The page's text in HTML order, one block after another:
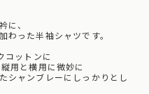
に、
わった半袖シャツです。
コットンに
用と横用に微妙に
シャンブレーにしっかりとし